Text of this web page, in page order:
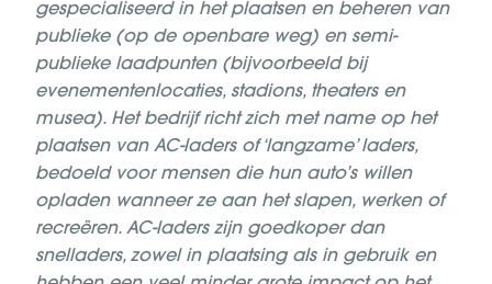
gespecialiseerd in het plaatsen en beheren van
publieke (op de openbare weg) en semi-
publieke laadpunten (bijvoorbeeld bij
evenementenlocaties, stadions, theaters en
musea). Het bedrijf richt zich met name op het
plaatsen van AC-laders of ‘langzame’ laders,
bedoeld voor mensen die hun auto’s willen
opladen wanneer ze aan het slapen, werken of
recreëren. AC-laders zijn goedkoper dan
snelladers, zowel in plaatsing als in gebruik en